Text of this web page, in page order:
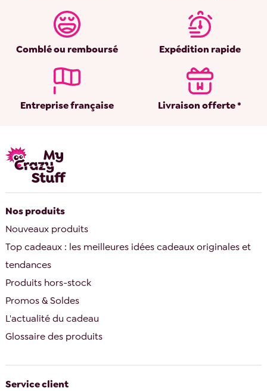
Comblé ou remboursé Expédition rapide
Entreprise française Livraison offerte *
Nos produits
Nouveaux produits
Top cadeaux : les meilleures idées cadeaux originales et
tendances
Produits hors-stock
Promos & Soldes
L'actualité du cadeau
Glossaire des produits
Service client